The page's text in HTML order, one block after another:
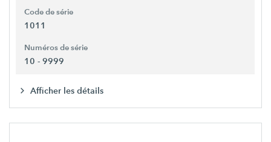
Code de série
1011
Numéros de série
10 - 9999
Afficher les détails